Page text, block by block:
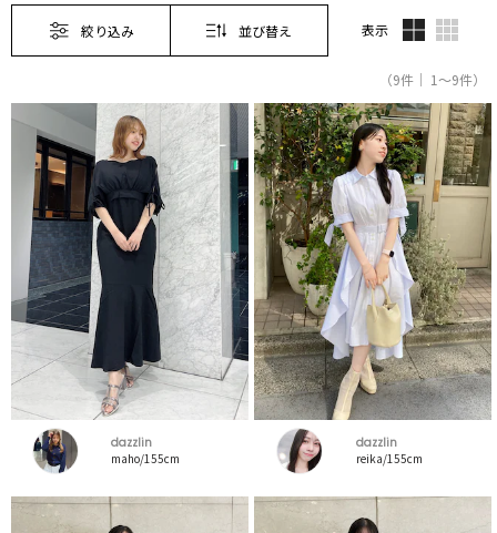
絞り込み 並び替え 表示
（9件｜ 1～9件）
dazzlin
maho/155cm
dazzlin
reika/155cm